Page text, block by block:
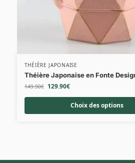
THÉIÈRE JAPONAISE
Théière Japonaise en Fonte
149.90€ 129.90€
Choix des options